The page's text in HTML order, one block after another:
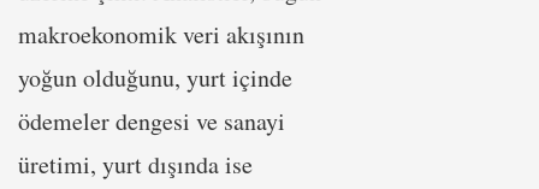
makroekonomik veri akışının
yoğun olduğunu, yurt içinde
ödemeler dengesi ve sanayi
üretimi, yurt dışında ise